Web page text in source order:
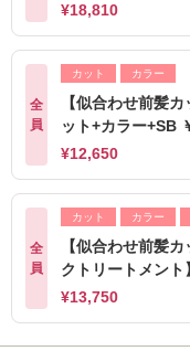
¥18,810
全
員
カット カラー
【似合わせ前髪
ット+カラー+SB
¥12,650
全
員
カット カラー
【似合わせ前髪
クトリートメント
¥13,750